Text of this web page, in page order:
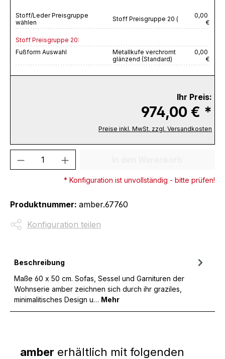
Stoff/Leder Preisgruppe
wählen
Stoff Preisgruppe 20 (
0,00
€
Stoff Preisgruppe 20:
Fußform Auswahl
Metallkufe verchromt
glänzend (Standard)
0,00
€
Ihr Preis:
974,00 € *
Preise inkl. MwSt. zzgl. Versandkosten
Produkt Anzahl: Gib den
* Konfiguration ist unvollständig - bitte prüfen!
Produktnummer: amber.67760
Konfiguration teilen
Beschreibung
Maße 60 x 50 cm. Sofas, Sessel und Garnituren der
Wohnserie amber zeichnen sich durch ihr graziles,
minimalitisches Design u… Mehr
amber erhältlich mit folgenden